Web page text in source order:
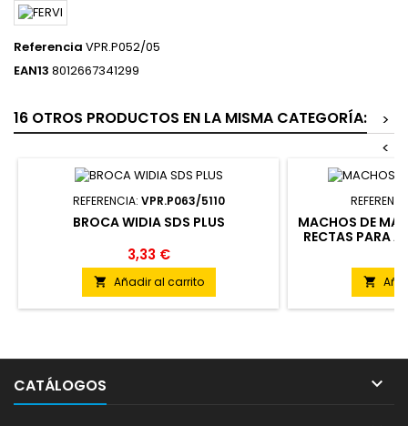
Referencia VPR.P052/05
EAN13 8012667341299
16 OTROS PRODUCTOS EN LA MISMA CATEGORÍA:
>
<
REFERENCIA: VPR.P063/5110
BROCA WIDIA SDS PLUS
3,33 €
 Añadir al carrito
MACHOS DE
RECTAS PARA

CATÁLOGOS 